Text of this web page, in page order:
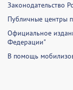
Законодательство
Публичные центры
Официальное
Федерации"
В помощь